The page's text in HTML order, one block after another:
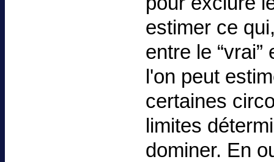
estimer ce
entre le
l'on peut
certaines
limites
dominer. En